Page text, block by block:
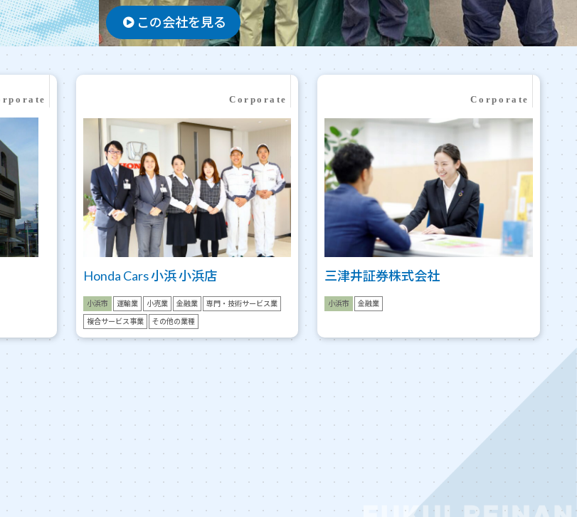
この会社を見る
Honda Cars 小浜 小浜店
小浜市 運輸業 小売業 金融業 専門・技術サービス業
複合サービス事業 その他の業種
三津井証券株式会社
小浜市 金融業